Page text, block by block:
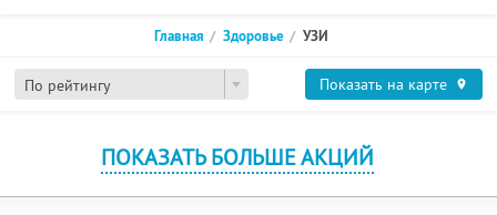
По рейтингу
Главная Здоровье УЗИ
Показать на карте
ПОКАЗАТЬ БОЛЬШЕ АКЦИЙ